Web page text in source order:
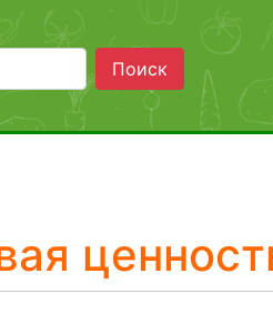
Поиск